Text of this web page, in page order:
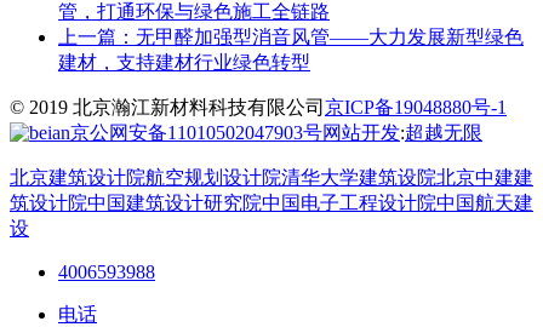
管，打通环保与绿色施工全链路
上一篇： 无甲醛加强型消音风管——大力发展新型绿色
建材，支持建材行业绿色转型
© 2019 北京瀚江新材料科技有限公司 京ICP备19048880号-1
京公网安备11010502047903号网站开发:超越无限
北京建筑设计院航空规划设计院清华大学建筑设院北京中建建
筑设计院中国建筑设计研究院中国电子工程设计院中国航天建
设
4006593988
电话